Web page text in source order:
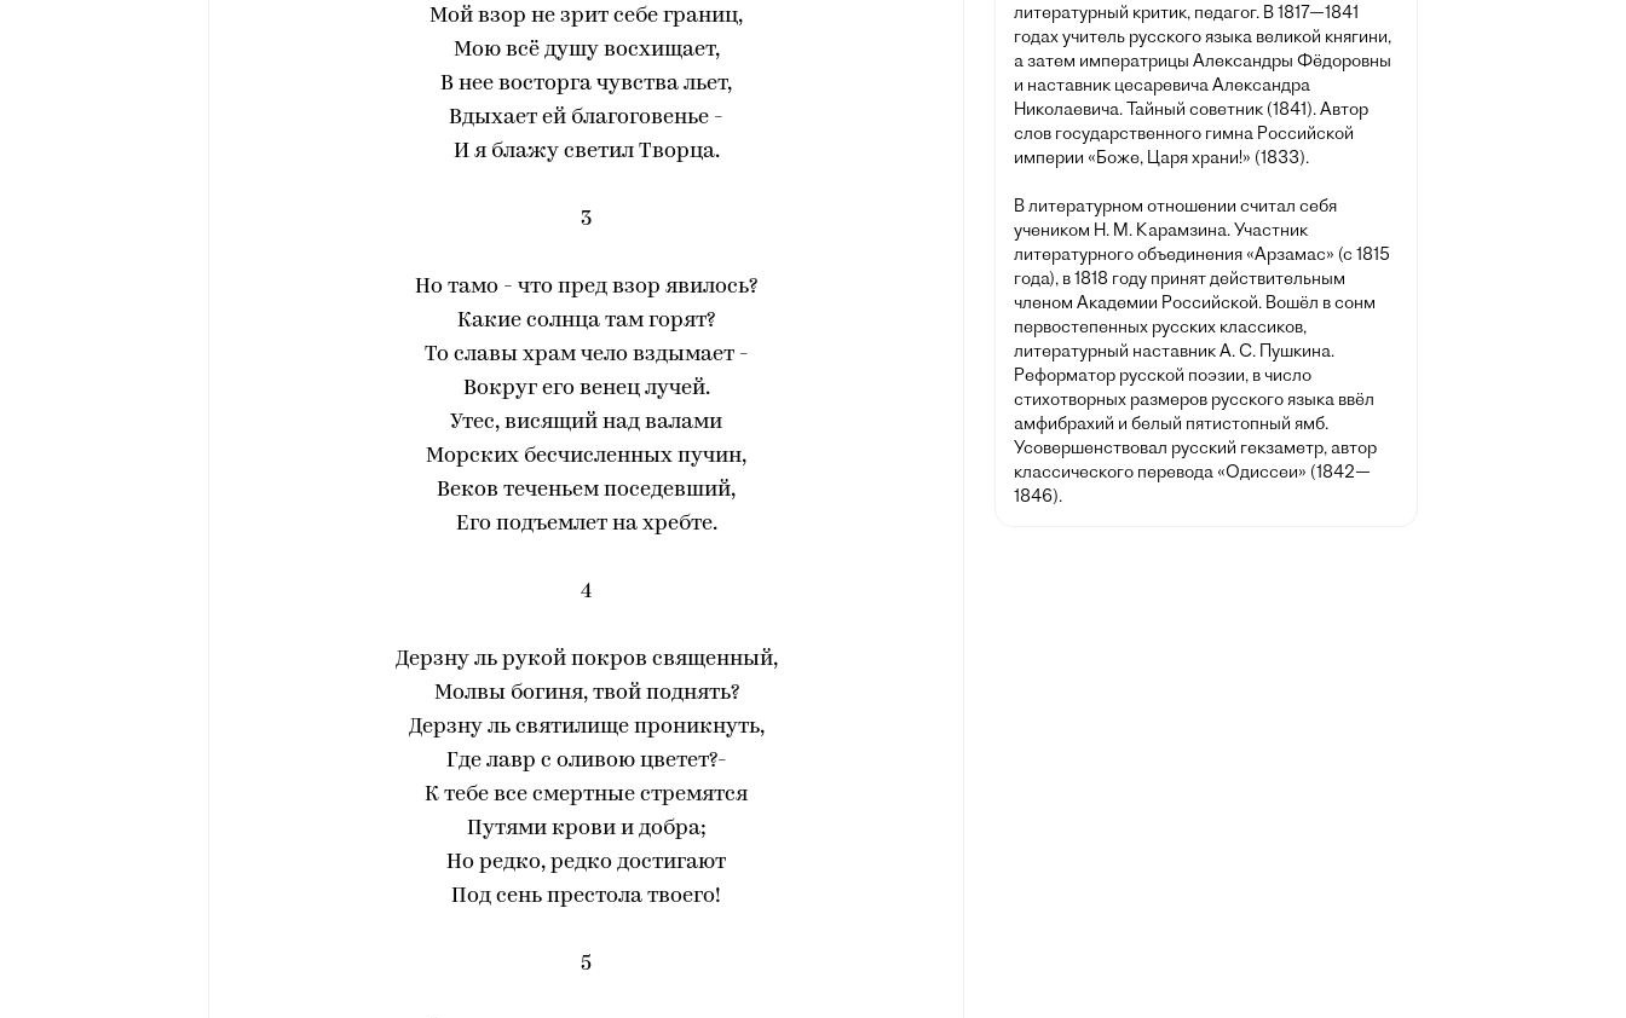
Мой взор не зрит себе границ,
Мою всё душу восхищает,
В нее восторга чувства льет,
Вдыхает ей благоговенье -
И я блажу светил Творца.
3
Но тамо - что пред взор явилось?
Какие солнца там горят?
То славы храм чело вздымает -
Вокруг его венец лучей.
Утес, висящий над валами
Морских бесчисленных пучин,
Веков теченьем поседевший,
Его подъемлет на хребте.
4
Дерзну ль рукой покров священный,
Молвы богиня, твой поднять?
Дерзну ль святилище проникнуть,
Где лавр с оливою цветет?-
К тебе все смертные стремятся
Путями крови и добра;
Но редко, редко достигают
Под сень престола твоего!
5
литературный критик, педагог. В 1817—1841
годах учитель русского языка великой княгини,
а затем императрицы Александры Фёдоровны
и наставник цесаревича Александра
Николаевича. Тайный советник (1841). Автор
слов государственного гимна Российской
империи «Боже, Царя храни!» (1833).
В литературном отношении считал себя
учеником Н. М. Карамзина. Участник
литературного объединения «Арзамас» (с 1815
года), в 1818 году принят действительным
членом Академии Российской. Вошёл в сонм
первостепенных русских классиков,
литературный наставник А. С. Пушкина.
Реформатор русской поэзии, в число
стихотворных размеров русского языка ввёл
амфибрахий и белый пятистопный ямб.
Усовершенствовал русский гекзаметр, автор
классического перевода «Одиссеи» (1842—
1846).